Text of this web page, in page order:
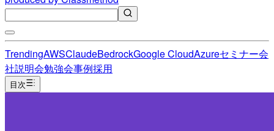
TrendingAWSClaudeBedrockGoogle CloudAzureセミナー会
社説明会勉強会事例採用
目次